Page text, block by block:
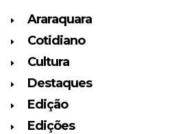
Araraquara
Cotidiano
Cultura
Destaques
Edição
Edições